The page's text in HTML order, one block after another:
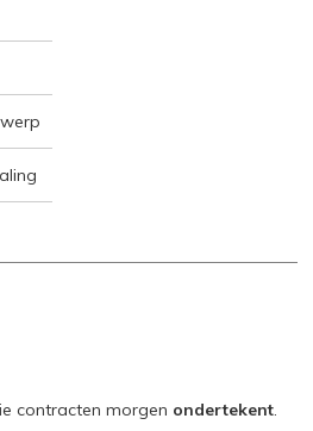
contracten morgen ondertekent.